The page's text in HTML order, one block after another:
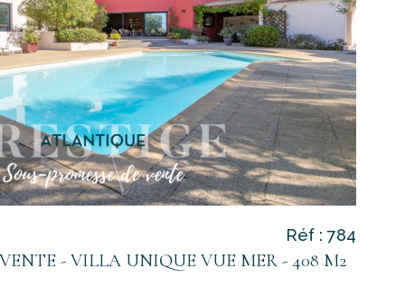
bien
VENTE - VILLA UNIQUE VUE MER - 408 M2
Réf : 784